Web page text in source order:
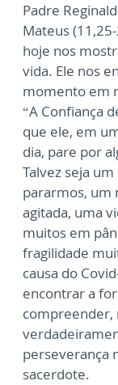
Padre
Mateus
hoje nos
vida. Ele nos
momento em
“A Confiança
que ele, em
dia, pare por
Talvez seja
pararmos, um
agitada, uma
muitos em
fragilidade
causa do
encontrar a
compreender,
perseverança
sacerdote.